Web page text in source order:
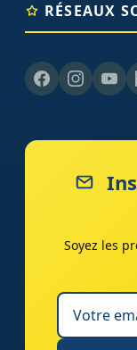
RÉSEAUX
Soyez les